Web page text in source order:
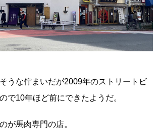
うな佇まいだが2009年のストリートビ
で10年ほど前にできたようだ。
が馬肉専門の店。